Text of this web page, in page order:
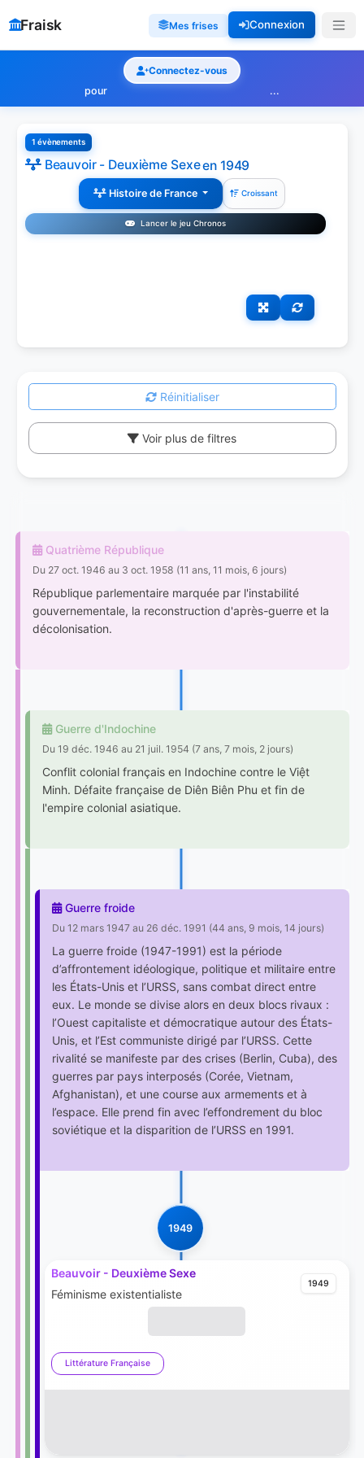
Fraisk Mes frises Connexion
Connectez-vous
pour
...
1 évènements
Beauvoir - Deuxième Sexeen 1949
Histoire de France Croissant
Lancer le jeu Chronos
Réinitialiser
Voir plus de filtres
Quatrième République
Du 27 oct. 1946 au 3 oct. 1958 (11 ans, 11 mois, 6 jours)
République parlementaire marquée par l'instabilité
gouvernementale, la reconstruction d'après-guerre et la
décolonisation.
Guerre d'Indochine
Du 19 déc. 1946 au 21 juil. 1954 (7 ans, 7 mois, 2 jours)
Conflit colonial français en Indochine contre le Việt
Minh. Défaite française de Diên Biên Phu et fin de
l'empire colonial asiatique.
Guerre froide
Du 12 mars 1947 au 26 déc. 1991 (44 ans, 9 mois, 14 jours)
La guerre froide (1947-1991) est la période
d’affrontement idéologique, politique et militaire entre
les États-Unis et l’URSS, sans combat direct entre
eux. Le monde se divise alors en deux blocs rivaux :
l’Ouest capitaliste et démocratique autour des États-
Unis, et l’Est communiste dirigé par l’URSS. Cette
rivalité se manifeste par des crises (Berlin, Cuba), des
guerres par pays interposés (Corée, Vietnam,
Afghanistan), et une course aux armements et à
l’espace. Elle prend fin avec l’effondrement du bloc
soviétique et la disparition de l’URSS en 1991.
1949
1949
Beauvoir - Deuxième Sexe
Féminisme existentialiste
Littérature Française